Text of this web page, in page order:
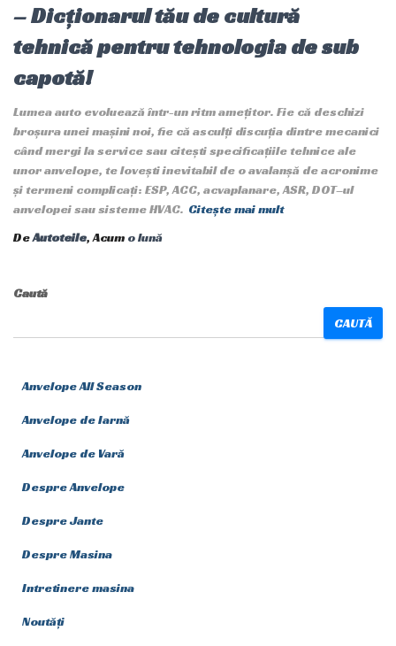
– Dicționarul tău de cultură
tehnică pentru tehnologia de sub
capotă!
Lumea auto evoluează într-un ritm amețitor. Fie că deschizi
broșura unei mașini noi, fie că asculți discuția dintre mecanici
când mergi la service sau citești specificațiile tehnice ale
unor anvelope, te lovești inevitabil de o avalanșă de acronime
și termeni complicați: ESP, ACC, acvaplanare, ASR, DOT–ul
anvelopei sau sisteme HVAC. Citește mai mult
DeAutoteile, Acum o lună
Caută
CAUTĂ
Anvelope All Season
Anvelope de Iarnă
Anvelope de Vară
Despre Anvelope
Despre Jante
Despre Masina
Intretinere masina
Noutăți